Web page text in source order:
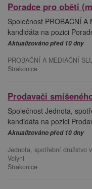
Poradce pro oběti
Společnost PROBAČNÍ
kandidáta na pozici
Aktualizováno před 10 dny
PROBAČNÍ A MEDIAČNÍ
Strakonice
Prodavači
Společnost Jednota,
kandidáta na pozici
Aktualizováno před 10 dny
Jednota, spotřební družstvo
Volyni
Strakonice